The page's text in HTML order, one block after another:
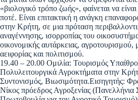
«βιολογικό τρόπο ζωής», φαίνεται να
ποτέ. Είναι επιτακτική η ανάγκη
στην Κρήτη, σε μια πρόταση
αναγέννησης, ισορροπίας του
οικονομικής αυτάρκειας, αγροτουρισμού,
αειφορίας και πολιτισμού.
19.40 – 20.00 Ομιλία: Τουρισμός
Πολυλειτουργικά Αγροκτήματα στην
Συντονισμός, Βιωσιμότητα.Εισηγητής:
Νίκος πρόεδρος Αγροξενίας (Πανελλήνια